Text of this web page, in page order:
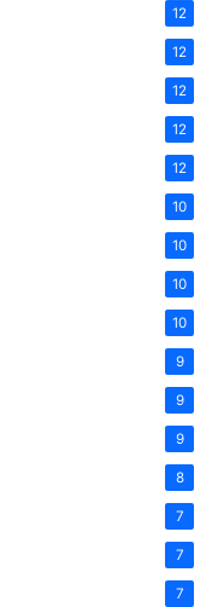
12
12
12
12
12
10
10
10
10
9
9
9
8
7
7
7